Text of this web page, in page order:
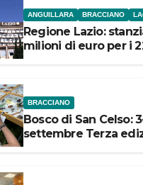
ANGUILLARA BRACCIANO
Regione Lazio:
milioni di euro per i
BRACCIANO
Bosco di San Celso:
settembre Terza